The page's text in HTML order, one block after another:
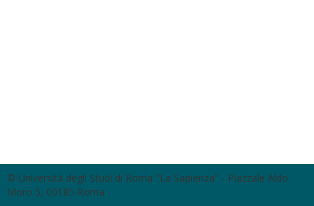
© Università degli Studi di Roma "La Sapienza" - Piazzale Aldo
Moro 5, 00185 Roma